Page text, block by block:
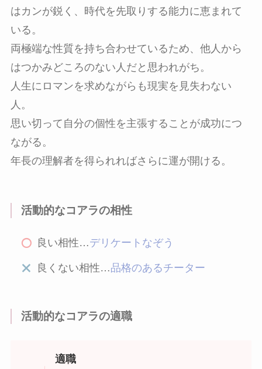
はカンが鋭く、時代を先取りする能力に恵まれて
いる。
両極端な性質を持ち合わせているため、他人から
はつかみどころのない人だと思われがち。
人生にロマンを求めながらも現実を見失わない
人。
思い切って自分の個性を主張することが成功につ
ながる。
年長の理解者を得られればさらに運が開ける。
活動的なコアラの相性
良い相性…デリケートなぞう
良くない相性…品格のあるチーター
活動的なコアラの適職
適職